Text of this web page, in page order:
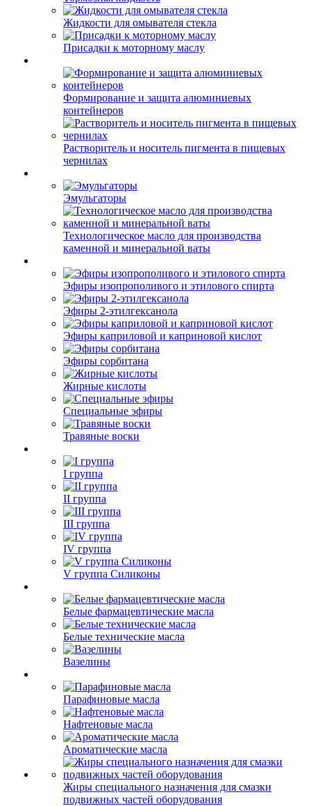
Жидкости для омывателя стекла
Присадки к моторному маслу
Формирование и защита алюминиевых
контейнеров
Растворитель и носитель пигмента в пищевых
чернилах
Эмульгаторы
Технологическое масло для производства
каменной и минеральной ваты
Эфиры изопрополивого и этилового спирта
Эфиры 2-этилгексанола
Эфиры каприловой и каприновой кислот
Эфиры сорбитана
Жирные кислоты
Специальные эфиры
Травяные воски
I группа
II группа
III группа
IV группа
V группа Силиконы
Белые фармацевтические масла
Белые технические масла
Вазелины
Парафиновые масла
Нафтеновые масла
Ароматические масла
Жиры специального назначения для смазки
подвижных частей оборудования